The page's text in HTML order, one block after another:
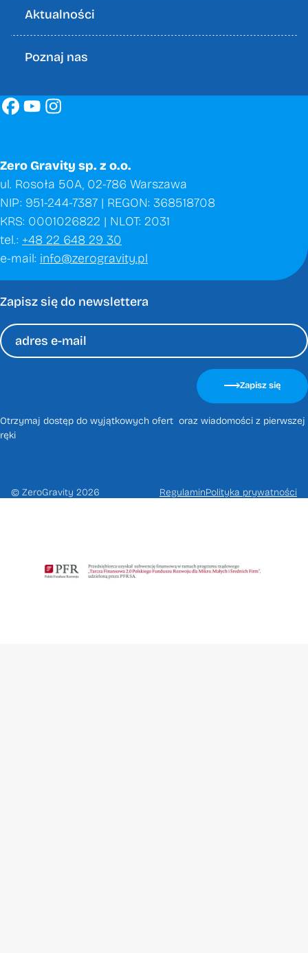
Aktualności
Poznaj nas
Zapisz się do newslettera
empty.
Zapisz się
Otrzymaj dostęp do wyjątkowych ofert oraz wiadomości z pierwszej
ręki
Zero Gravity sp. z o.o.
ul. Rosoła 50A, 02-786 Warszawa
NIP: 951-244-7387 | REGON: 368518708
KRS: 0001026822 | NLOT: 2031
tel.: +48 22 648 29 30
e-mail: info@zerogravity.pl
© ZeroGravity 2026 RegulaminPolityka prywatności
się
na